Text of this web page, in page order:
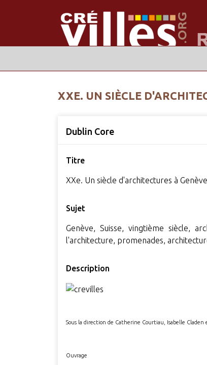
XXE. UN SIÈCLE
Dublin Core
Titre
XXe. Un siècle d'architectures à
Sujet
Genève, Suisse, vingtième siècle,
l'architecture, promenades,
Description
Sous la direction de Catherine Courtiau, Isabelle
Ouvrage